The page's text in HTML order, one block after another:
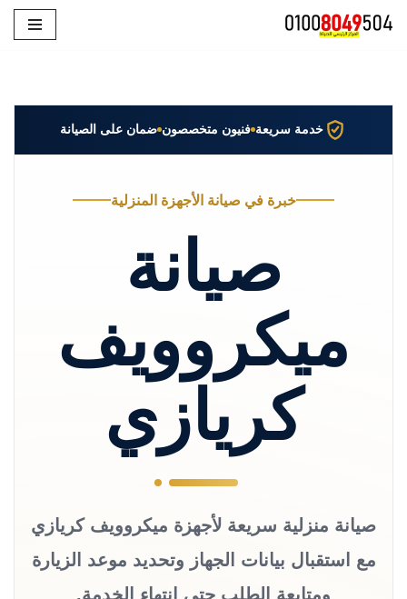
خدمة سريعة فنيون متخصصون ضمان على الصيانة
خبرة في صيانة الأجهزة المنزلية
صيانة
ميكروويف
كريازي
صيانة منزلية سريعة لأجهزة ميكروويف كريازي
مع استقبال بيانات الجهاز وتحديد موعد الزيارة
ومتابعة الطلب حتى انتهاء الخدمة.